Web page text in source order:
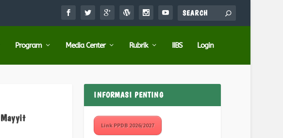
Program Media Center Rubrik IIBS Login
Mayyit
INFORMASI PENTING
Link PPDB 2026/2027